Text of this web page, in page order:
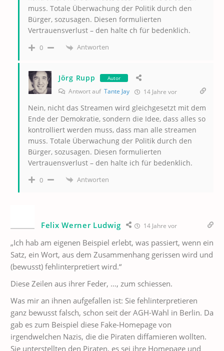
muss. Totale Überwachung der Politik durch den
Bürger, sozusagen. Diesen formulierten
Vertrauensverlust – den halte ch für bedenklich.
0 Antworten
Jörg Rupp Autor
Antwort auf Tante Jay 14 Jahre vor
Nein, nicht das Streamen wird gleichgesetzt mit dem
Ende der Demokratie, sondern die Idee, dass alles so
kontrolliert werden muss, dass man alle streamen
muss. Totale Überwachung der Politik durch den
Bürger, sozusagen. Diesen formulierten
Vertrauensverlust – den halte ich für bedenklich.
0 Antworten
Felix Werner Ludwig 14 Jahre vor
„Ich hab am eigenen Beispiel erlebt, was passiert, wenn ein
Satz, ein Wort, aus dem Zusammenhang gerissen wird und
(bewusst) fehlinterpretiert wird.“
Diese Zeilen aus ihrer Feder, …, zum schiessen.
Was mir an ihnen aufgefallen ist: Sie fehlinterpretieren
ganz bewusst falsch, schon seit der AGH-Wahl in Berlin. Da
gab es zum Beispiel diese Fake-Homepage von
irgendwelchen Nazis, die die Piraten diffamieren wollten.
Sie unterstellten den Piraten, es sei ihre Homepage und